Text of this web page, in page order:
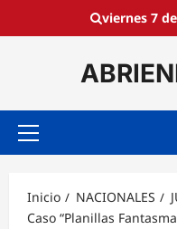
viernes 7
Menú
Inicio NACIONALES
Caso “Planillas